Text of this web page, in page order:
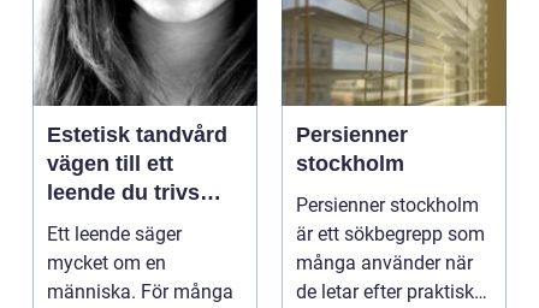
Estetisk tandvård
vägen till ett
leende du trivs
med
Ett leende säger
mycket om en
människa. För många
Persienner
stockholm
Persienner stockholm
är ett sökbegrepp som
många använder när
de letar efter praktiska